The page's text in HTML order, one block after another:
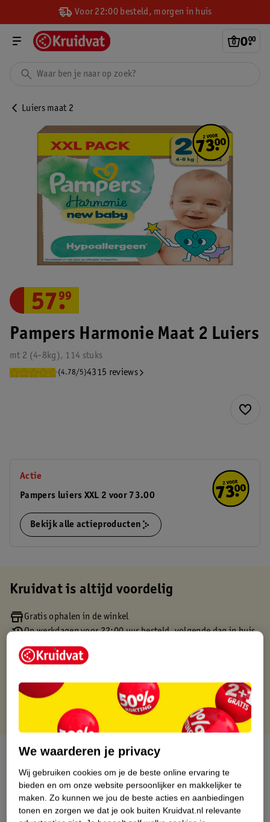
Voor 22:00 besteld, morgen in huis
0.
00
Luiers maat 2
Pampers Harmonie Maat 2 Luiers
mt 2 (4-8kg), 114 stuks
(4.78/5)4315 reviews
57.
99
Actie
Pampers luiers XXL 2 voor 73.00
Bekijk alle actieproducten
Kruidvat is altijd voordelig
Gratis ophalen in de winkel
Op werkdagen voor 22:00 uur besteld, volgende dag in huis
Gratis thuisbezorgd vanaf 50.00
Gratis retourneren binnen 30 dagen
Over dit product
Productinformatie
Etiketinformatie
We waarderen je privacy
Wij gebruiken cookies om je de beste online ervaring te
bieden en om onze website persoonlijker en makkelijker te
maken. Zo kunnen we jou de beste acties en aanbiedingen
tonen en zorgen we dat je ook buiten Kruidvat.nl relevante